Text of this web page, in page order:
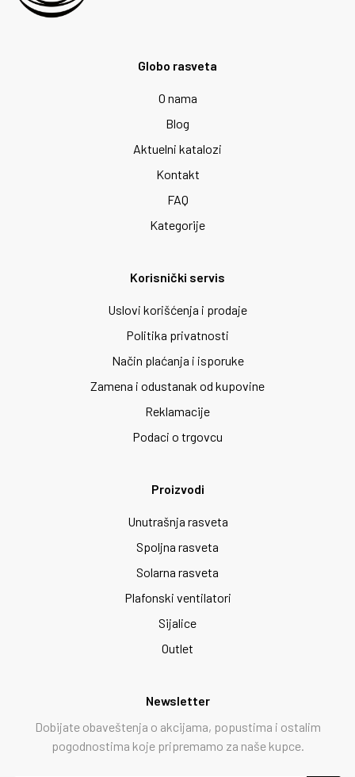
Globo rasveta
O nama
Blog
Aktuelni katalozi
Kontakt
FAQ
Kategorije
Korisnički servis
Uslovi korišćenja i prodaje
Politika privatnosti
Način plaćanja i isporuke
Zamena i odustanak od kupovine
Reklamacije
Podaci o trgovcu
Proizvodi
Unutrašnja rasveta
Spoljna rasveta
Solarna rasveta
Plafonski ventilatori
Sijalice
Outlet
Newsletter
Dobijate obaveštenja o akcijama, popustima i ostalim
pogodnostima koje pripremamo za naše kupce.